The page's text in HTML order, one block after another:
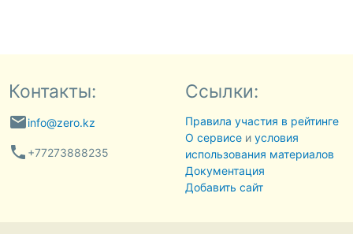
Контакты:
emailinfo@zero.kz
phone +77273888235
Ссылки:
Правила участия в рейтинге
О сервисеи условия
использования материалов
Документация
Добавить сайт